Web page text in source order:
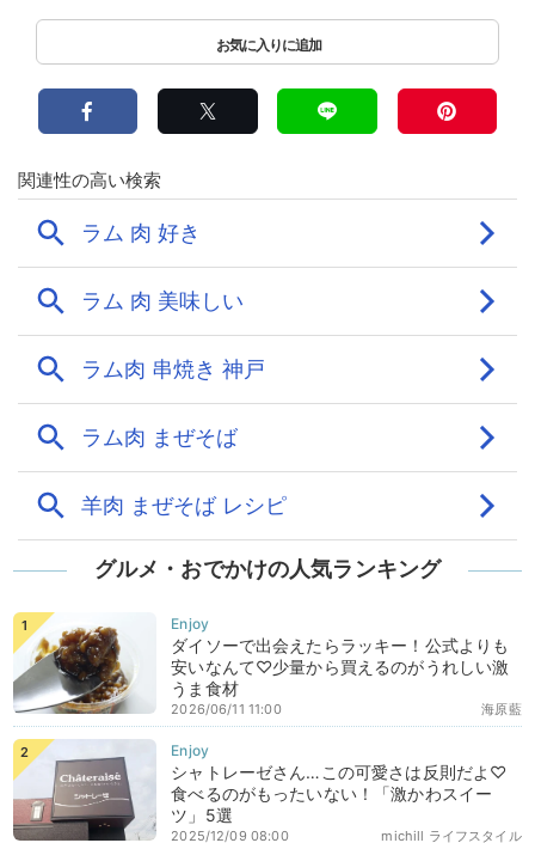
グルメ・おでかけの人気ランキング
ダイソーで出会えたらラッキー！公式よりも
安いなんて♡少量から買えるのがうれしい激
うま食材
海原藍
2026/06/11 11:00
シャトレーゼさん…この可愛さは反則だよ♡
食べるのがもったいない！「激かわスイー
ツ」5選
michill ライフスタイル
2025/12/09 08:00